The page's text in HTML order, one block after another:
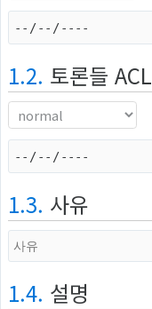
1.2. 토론들 ACL
1.3. 사유
1.4. 설명